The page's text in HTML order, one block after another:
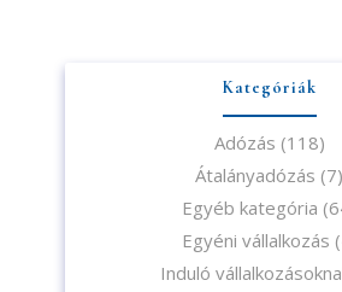
Kategóriák
Adózás (118)
Átalányadózás (7)
Egyéb kategória
Egyéni vállalkozás
Induló
Feliratkozom